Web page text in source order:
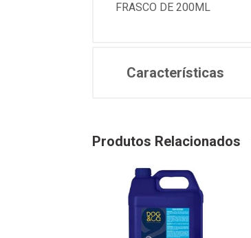
FRASCO DE 200ML
Características
Produtos Relacionados